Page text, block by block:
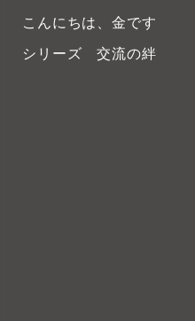
こんにちは、金です
シリーズ 交流の絆